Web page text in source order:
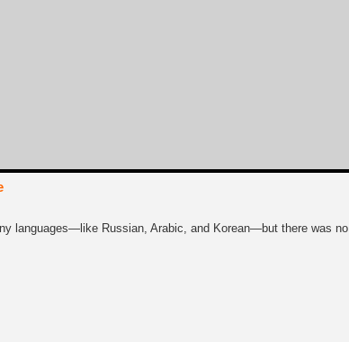
languages—like Russian, Arabic, and Korean—but there was no